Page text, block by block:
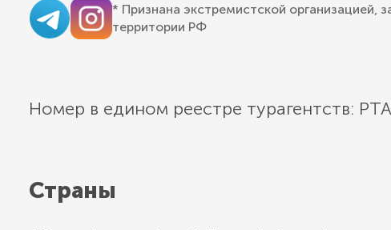
* Признана экстремистской организацией,
территории РФ
Номер в едином реестре турагентств:
Страны